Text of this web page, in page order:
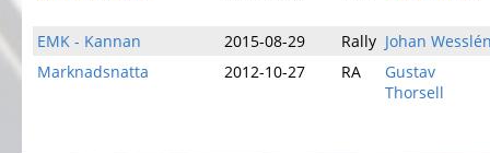
EMK - Kannan 2015-08-29 Rally Johan
Marknadsnatta
2012-10-27 RA
Gustav
Thorsell